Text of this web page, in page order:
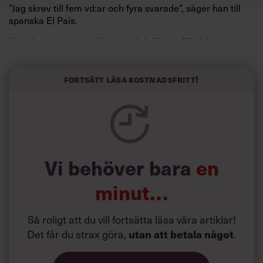
”Jag skrev till fem vd:ar och fyra svarade”, säger han till
spanska El País.
Horwitz har nu utvecklat sitt trick till en affärsidé: appen
kortfattat slarviga vd-stilen.
Fortsätt läsa kostnadsfritt!
Vi behöver bara en
minut…
Så roligt att du vill fortsätta läsa våra artiklar!
Det får du strax göra, utan att betala något.